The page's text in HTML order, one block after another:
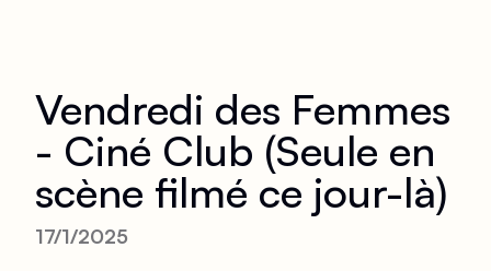
Vendredi des Femmes
- Ciné Club (Seule en
scène filmé ce jour-là)
17/1/2025